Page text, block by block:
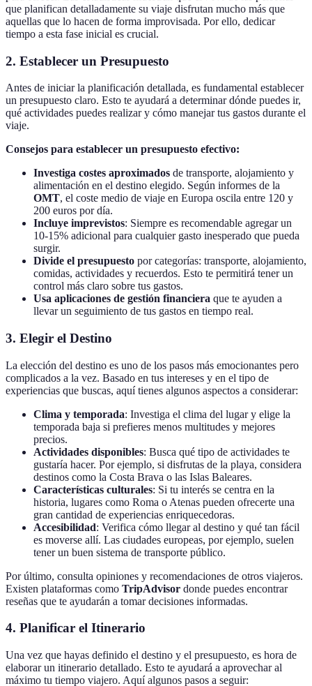
que planifican detalladamente su viaje disfrutan mucho más que
aquellas que lo hacen de forma improvisada. Por ello, dedicar
tiempo a esta fase inicial es crucial.
2. Establecer un Presupuesto
Antes de iniciar la planificación detallada, es fundamental establecer
un presupuesto claro. Esto te ayudará a determinar dónde puedes ir,
qué actividades puedes realizar y cómo manejar tus gastos durante el
viaje.
Consejos para establecer un presupuesto efectivo:
Investiga costes aproximados de transporte, alojamiento y
alimentación en el destino elegido. Según informes de la
OMT, el coste medio de viaje en Europa oscila entre 120 y
200 euros por día.
Incluye imprevistos: Siempre es recomendable agregar un
10-15% adicional para cualquier gasto inesperado que pueda
surgir.
Divide el presupuesto por categorías: transporte, alojamiento,
comidas, actividades y recuerdos. Esto te permitirá tener un
control más claro sobre tus gastos.
Usa aplicaciones de gestión financiera que te ayuden a
llevar un seguimiento de tus gastos en tiempo real.
3. Elegir el Destino
La elección del destino es uno de los pasos más emocionantes pero
complicados a la vez. Basado en tus intereses y en el tipo de
experiencias que buscas, aquí tienes algunos aspectos a considerar:
Clima y temporada: Investiga el clima del lugar y elige la
temporada baja si prefieres menos multitudes y mejores
precios.
Actividades disponibles: Busca qué tipo de actividades te
gustaría hacer. Por ejemplo, si disfrutas de la playa, considera
destinos como la Costa Brava o las Islas Baleares.
Características culturales: Si tu interés se centra en la
historia, lugares como Roma o Atenas pueden ofrecerte una
gran cantidad de experiencias enriquecedoras.
Accesibilidad: Verifica cómo llegar al destino y qué tan fácil
es moverse allí. Las ciudades europeas, por ejemplo, suelen
tener un buen sistema de transporte público.
Por último, consulta opiniones y recomendaciones de otros viajeros.
Existen plataformas como TripAdvisor donde puedes encontrar
reseñas que te ayudarán a tomar decisiones informadas.
4. Planificar el Itinerario
Una vez que hayas definido el destino y el presupuesto, es hora de
elaborar un itinerario detallado. Esto te ayudará a aprovechar al
máximo tu tiempo viajero. Aquí algunos pasos a seguir: